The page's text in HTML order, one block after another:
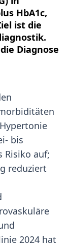
HbA1c,
ist die
Diagnose
bis
Risiko auf;
reduziert
2024 hat